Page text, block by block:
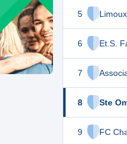
5
6 Et.S.
7
8 Ste
9 FC